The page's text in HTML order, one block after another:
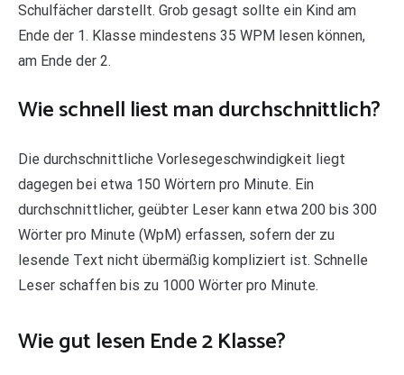
Schulfächer darstellt. Grob gesagt sollte ein Kind am
Ende der 1. Klasse mindestens 35 WPM lesen können,
am Ende der 2.
Wie schnell liest man durchschnittlich?
Die durchschnittliche Vorlesegeschwindigkeit liegt
dagegen bei etwa 150 Wörtern pro Minute. Ein
durchschnittlicher, geübter Leser kann etwa 200 bis 300
Wörter pro Minute (WpM) erfassen, sofern der zu
lesende Text nicht übermäßig kompliziert ist. Schnelle
Leser schaffen bis zu 1000 Wörter pro Minute.
Wie gut lesen Ende 2 Klasse?